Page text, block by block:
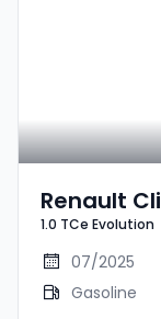
Renault
Evolution
1.0 TCe Evolution
07/2025
Gasoline